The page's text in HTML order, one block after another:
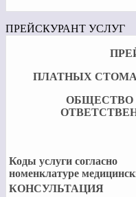
ПРЕЙСКУРАНТ УСЛУГ
ПЛАТНЫХ
ОБЩЕСТВО
Коды услуги согласно
номенклатуре
КОНСУЛЬТАЦИЯ